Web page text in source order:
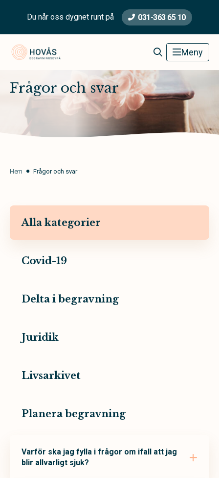
Du når oss dygnet runt på 031-363 65 10
Meny
Frågor och svar
Hem Frågor och svar
Alla kategorier
Covid-19
Delta i begravning
Juridik
Livsarkivet
Planera begravning
Varför ska jag fylla i frågor om ifall att jag
blir allvarligt sjuk?